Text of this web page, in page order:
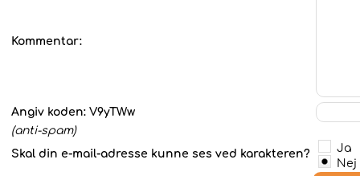
Kommentar:
Angiv koden: V9yTWw
(anti-spam)
Skal din e-mail-adresse kunne ses ved karakteren?
Ja
Nej